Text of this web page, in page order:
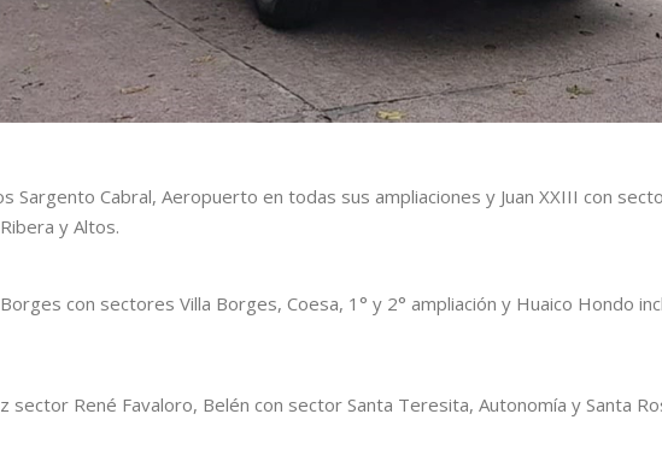
Sargento Cabral, Aeropuerto en todas sus ampliaciones y Juan XXIII con
y Altos.
con sectores Villa Borges, Coesa, 1° y 2° ampliación y Huaico Hondo
sector René Favaloro, Belén con sector Santa Teresita, Autonomía y Santa